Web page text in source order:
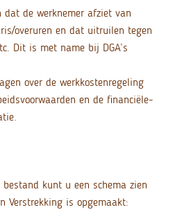
dat de werknemer afziet van
overuren en dat uitruilen tegen
Dit is met name bij DGA’s
over de werkkostenregeling
en de financiële-
bestand kunt u een schema zien
Verstrekking is opgemaakt: